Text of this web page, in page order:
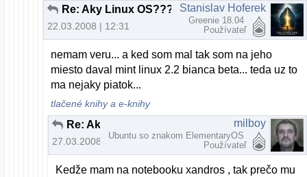
Re: Aky Linux OS???
22.03.2008 | 12:31
Stanislav Hoferek
Greenie 18.04
Používateľ
nemam veru... a ked som mal tak som na jeho
miesto daval mint linux 2.2 bianca beta... teda uz to
ma nejaky piatok...
tlačené knihy a e-knihy
Re: Aky Linux OS???
27.03.2008 | 20:20
milboy
Ubuntu so znakom ElementaryOS
Používateľ
Kedže mam na notebooku xandros , tak prečo mu